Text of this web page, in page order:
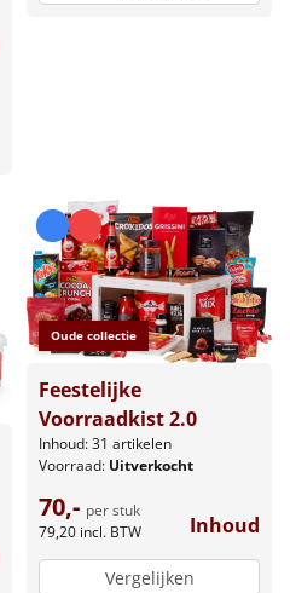
Oude collectie
Feestelijke
Voorraadkist 2.0
Inhoud: 31 artikelen
Voorraad: Uitverkocht
70,- per stuk
79,20 incl. BTW Inhoud
Vergelijken